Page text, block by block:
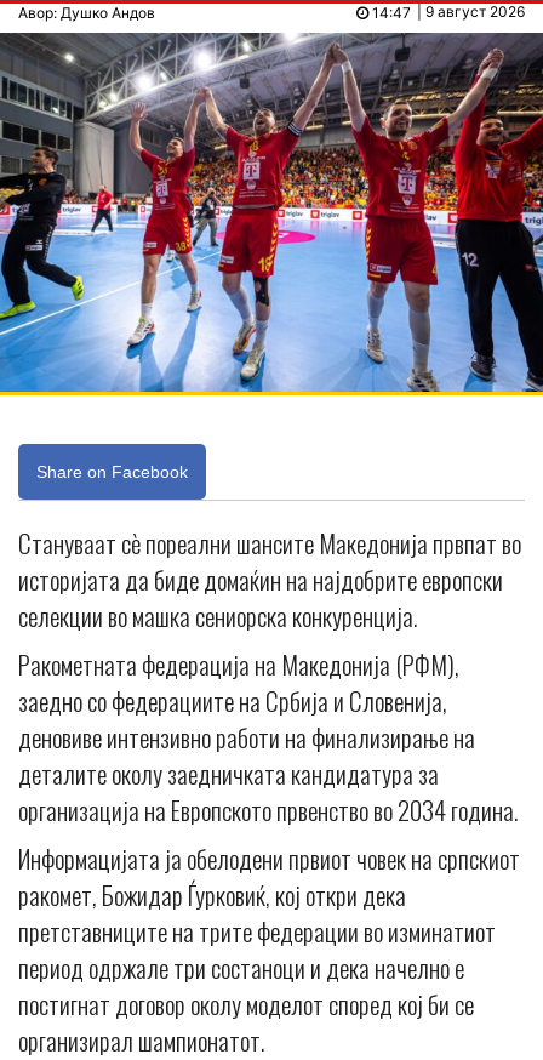
Авор: Душко Андов | 9 август 2026
14:47
Share on Facebook
Стануваат сè пореални шансите Македонија првпат во
историјата да биде домаќин на најдобрите европски
селекции во машка сениорска конкуренција.
Ракометната федерација на Македонија (РФМ),
заедно со федерациите на Србија и Словенија,
деновиве интензивно работи на финализирање на
деталите околу заедничката кандидатура за
организација на Европското првенство во 2034 година.
Информацијата ја обелодени првиот човек на српскиот
ракомет, Божидар Ѓурковиќ, кој откри дека
претставниците на трите федерации во изминатиот
период одржале три состаноци и дека начелно е
постигнат договор околу моделот според кој би се
организирал шампионатот.